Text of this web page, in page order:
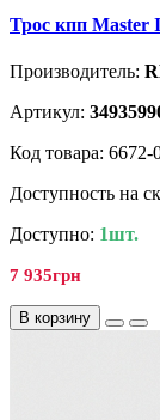
Трос кпп Master
Производитель:
Артикул:
Код товара: 6672-
Доступность на
Доступно: 1шт.
7 935грн
В корзину